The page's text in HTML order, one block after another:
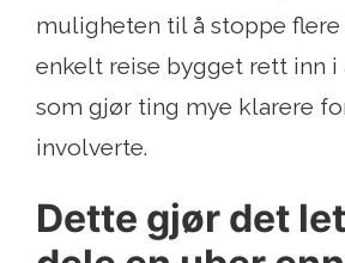
muligheten til å stoppe flere
enkelt reise bygget rett inn i
som gjør ting mye klarere
involverte.
Dette gjør det